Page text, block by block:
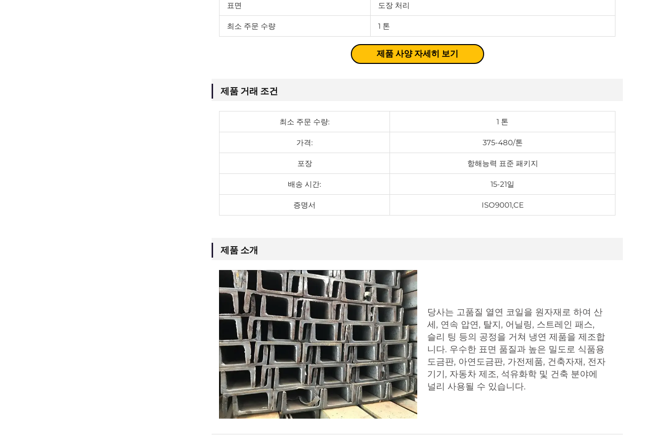
표면 도장 처리
최소 주문 수량 1 톤
제품 사양 자세히 보기
제품 거래 조건
최소 주문 수량: 1 톤
가격: 375-480/톤
포장 항해능력 표준 패키지
배송 시간: 15-21일
증명서 ISO9001,CE
제품 소개
당사는 고품질 열연 코일을 원자재로 하여 산
세, 연속 압연, 탈지, 어닐링, 스트레인 패스,
슬리 팅 등의 공정을 거쳐 냉연 제품을 제조합
니다. 우수한 표면 품질과 높은 밀도로 식품용
도금판, 아연도금판, 가전제품, 건축자재, 전자
기기, 자동차 제조, 석유화학 및 건축 분야에
널리 사용될 수 있습니다.